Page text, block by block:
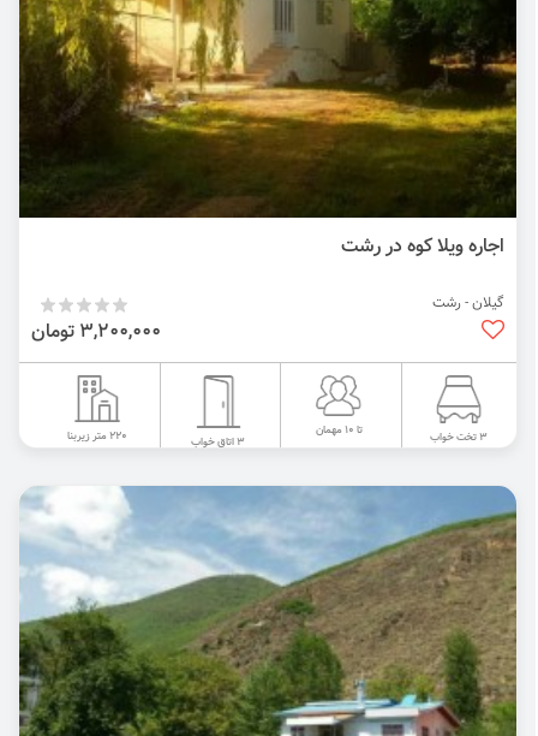
اجاره ویلا کوه در رشت
گیلان - رشت
3,200,000 تومان
3 تخت خواب تا 10 مهمان
3 اتاق خواب 220 متر زیربنا